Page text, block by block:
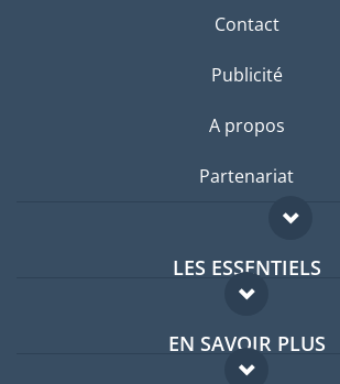
Contact
Publicité
A propos
Partenariat
LES ESSENTIELS
Forum expatriés
Guides pays
EN SAVOIR PLUS
FAQ